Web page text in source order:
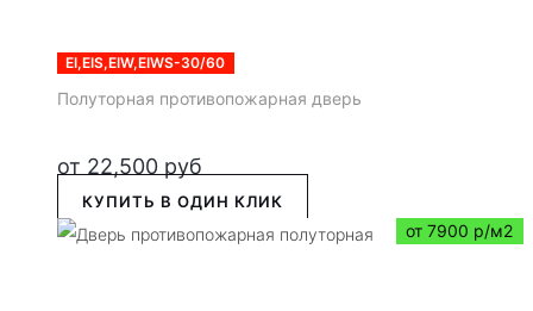
EI,EIS,EIW,EIWS-30/60
Полуторная противопожарная дверь
от 22,500 руб
КУПИТЬ В ОДИН КЛИК
от 7900 р/м2